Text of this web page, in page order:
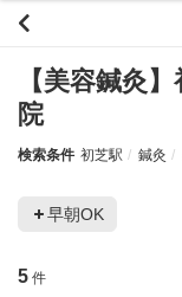
【美容鍼灸
院
検索条件 初芝駅 鍼灸
早朝OK
5 件